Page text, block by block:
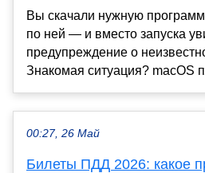
Вы скачали нужную
по ней — и вместо запуска
предупреждение о
Знакомая ситуация? macOS
00:27, 26 Май
Билеты ПДД 2026: какое